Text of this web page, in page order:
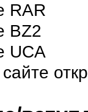
RAR
BZ2
UCA